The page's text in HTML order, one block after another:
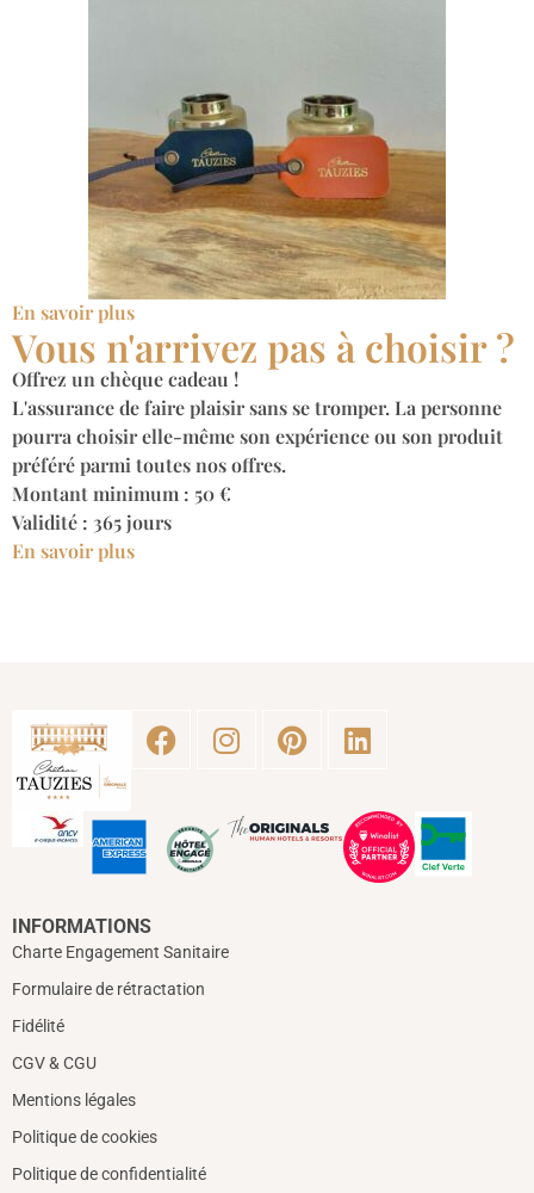
En savoir plus
Vous n'arrivez pas à choisir ?
Offrez un chèque cadeau !
L'assurance de faire plaisir sans se tromper. La personne
pourra choisir elle-même son expérience ou son produit
préféré parmi toutes nos offres.
Montant minimum : 50 €
Validité : 365 jours
En savoir plus
INFORMATIONS
Charte Engagement Sanitaire
Formulaire de rétractation
Fidélité
CGV & CGU
Mentions légales
Politique de cookies
Politique de confidentialité